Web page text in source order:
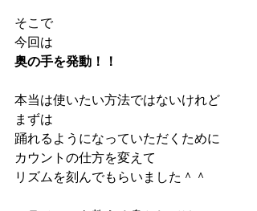
そこで
今回は
奥の手を発動！！
本当は使いたい方法ではないけれど
まずは
踊れるようになっていただくために
カウントの仕方を変えて
リズムを刻んでもらいました＾＾